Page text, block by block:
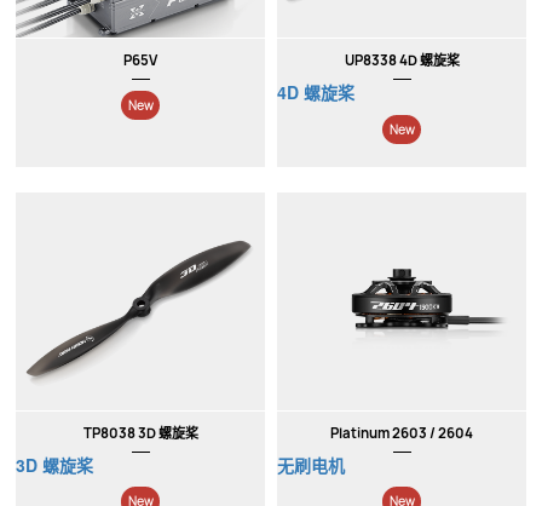
P65V UP8338 4D 螺旋桨
4D 螺旋桨
TP8038 3D 螺旋桨
3D 螺旋桨
Platinum 2603 / 2604
无刷电机